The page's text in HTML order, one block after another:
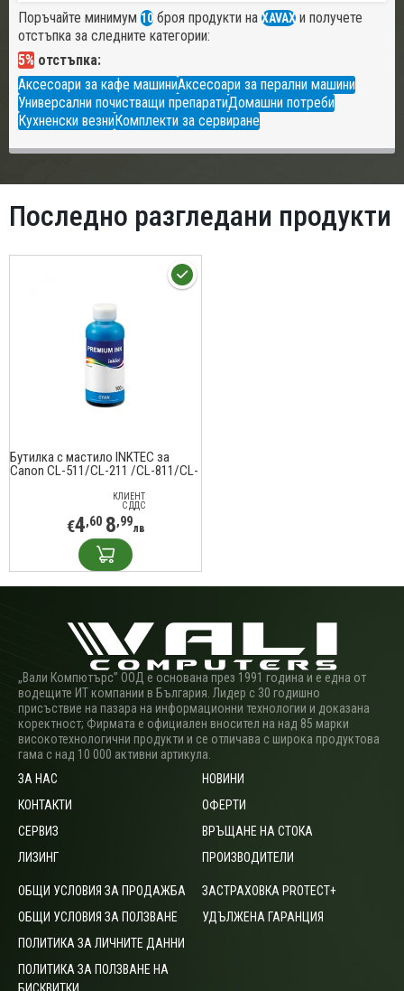
Поръчайте минимум 10 броя продукти на XAVAX и получете
отстъпка за следните категории:
5% отстъпка:
Аксесоари за кафе машиниАксесоари за перални машини
Универсални почистващи препаратиДомашни потреби
Кухненски везниКомплекти за сервиране
Последно разгледани продукти
Бутилка с мастило INKTEC за
Canon CL-511/CL-211 /CL-811/CL-
КЛИЕНТ
С ДДС
€4,60 8,99лв
„Вали Компютърс” ООД е основана през 1991 година и е една от
водещите ИТ компании в България. Лидер с 30 годишно
присъствие на пазара на информационни технологии и доказана
коректност; Фирмата е официален вносител на над 85 марки
високотехнологични продукти и се отличава с широка продуктова
гама с над 10 000 активни артикула.
ЗА НАС
КОНТАКТИ
СЕРВИЗ
ЛИЗИНГ
НОВИНИ
ОФЕРТИ
ВРЪЩАНЕ НА СТОКА
ПРОИЗВОДИТЕЛИ
ОБЩИ УСЛОВИЯ ЗА ПРОДАЖБА
ОБЩИ УСЛОВИЯ ЗА ПОЛЗВАНЕ
ПОЛИТИКА ЗА ЛИЧНИТЕ ДАННИ
ПОЛИТИКА ЗА ПОЛЗВАНЕ НА
ЗАСТРАХОВКА PROTECT+
УДЪЛЖЕНА ГАРАНЦИЯ